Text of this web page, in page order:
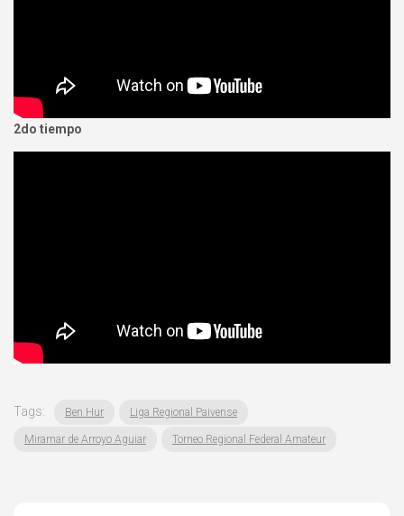
2do tiempo
Tags: Ben Hur Liga Regional Paivense
Miramar de Arroyo Aguiar Torneo Regional Federal Amateur